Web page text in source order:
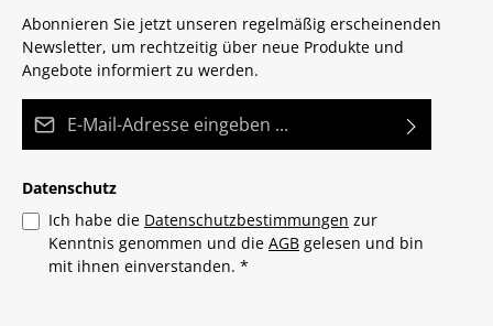
Abonnieren Sie jetzt unseren regelmäßig erscheinenden
Newsletter, um rechtzeitig über neue Produkte und
Angebote informiert zu werden.
Datenschutz
Ich habe die Datenschutzbestimmungen zur
Kenntnis genommen und die AGB gelesen und bin
mit ihnen einverstanden. *